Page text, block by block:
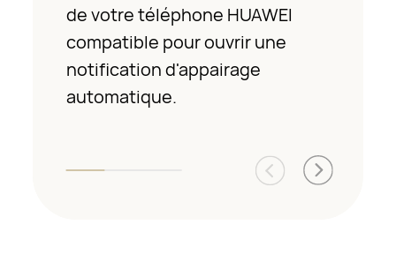
de votre téléphone HUAWEI
compatible pour ouvrir une
notification d'appairage
automatique.